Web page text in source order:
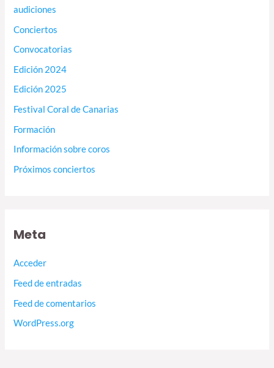
audiciones
Conciertos
Convocatorias
Edición 2024
Edición 2025
Festival Coral de Canarias
Formación
Información sobre coros
Próximos conciertos
Meta
Acceder
Feed de entradas
Feed de comentarios
WordPress.org